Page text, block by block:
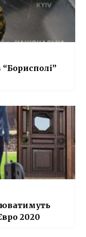
2020